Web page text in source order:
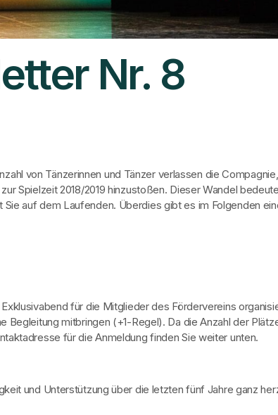
Nr. 8
von Tänzerinnen und Tänzer verlassen die
Spielzeit 2018/2019 hinzustoßen. Dieser Wandel
auf dem Laufenden. Überdies gibt es im Folgenden
für die Mitglieder des Fördervereins
mitbringen (+1-Regel). Da die Anzahl der
für die Anmeldung finden Sie weiter unten.
und Unterstützung über die letzten fünf Jahre ganz